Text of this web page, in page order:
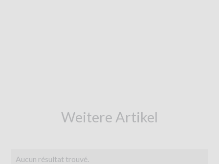
Weitere Artikel
Aucun résultat trouvé.